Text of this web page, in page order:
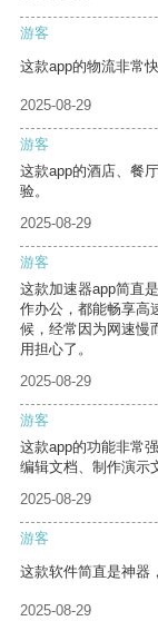
游客
这款app的物流非常
2025-08-29
游客
这款app的酒店、餐
验。
2025-08-29
游客
这款加速器app简直
作办公，都能畅享高
候，经常因为网速慢
用担心了。
2025-08-29
游客
这款app的功能非常
编辑文档、制作演示
2025-08-29
游客
这款软件简直是神器
2025-08-29